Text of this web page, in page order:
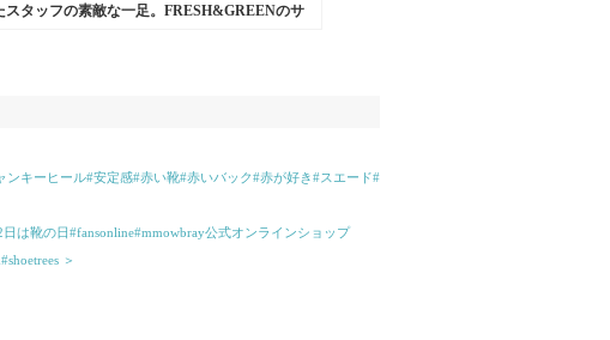
スタッフの素敵な一足。FRESH&GREENのサ
キーヒール#安定感#赤い靴#赤いバック#赤が好き#スエード#
は靴の日#fansonline#mmowbray公式オンラインショップ
＞